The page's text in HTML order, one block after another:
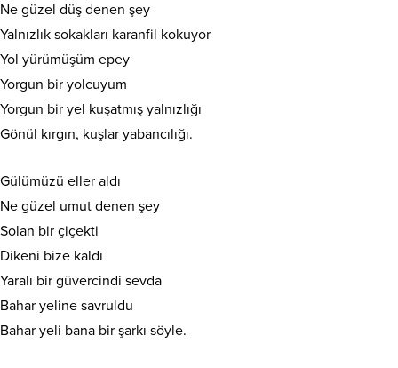
Ne güzel düş denen şey
Yalnızlık sokakları karanfil kokuyor
Yol yürümüşüm epey
Yorgun bir yolcuyum
Yorgun bir yel kuşatmış yalnızlığı
Gönül kırgın, kuşlar yabancılığı.
Gülümüzü eller aldı
Ne güzel umut denen şey
Solan bir çiçekti
Dikeni bize kaldı
Yaralı bir güvercindi sevda
Bahar yeline savruldu
Bahar yeli bana bir şarkı söyle.